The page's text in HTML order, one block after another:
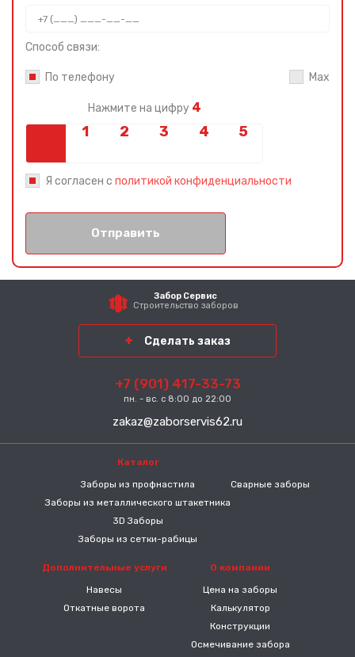
Способ связи:
По телефону Max
Нажмите на цифру 4
Я согласен с политикой конфиденциальности
Отправить
Забор Сервис
Строительство заборов
Сделать заказ
+7 (901) 417-33-73
пн. - вс. с 8:00 до 22:00
zakaz@zaborservis62.ru
Каталог
Заборы из профнастила
Заборы из металлического штакетника
3D Заборы
Заборы из сетки-рабицы
Сварные заборы
Дополнительные услуги
Навесы
Откатные ворота
О компании
Цена на заборы
Калькулятор
Конструкции
Осмечивание забора